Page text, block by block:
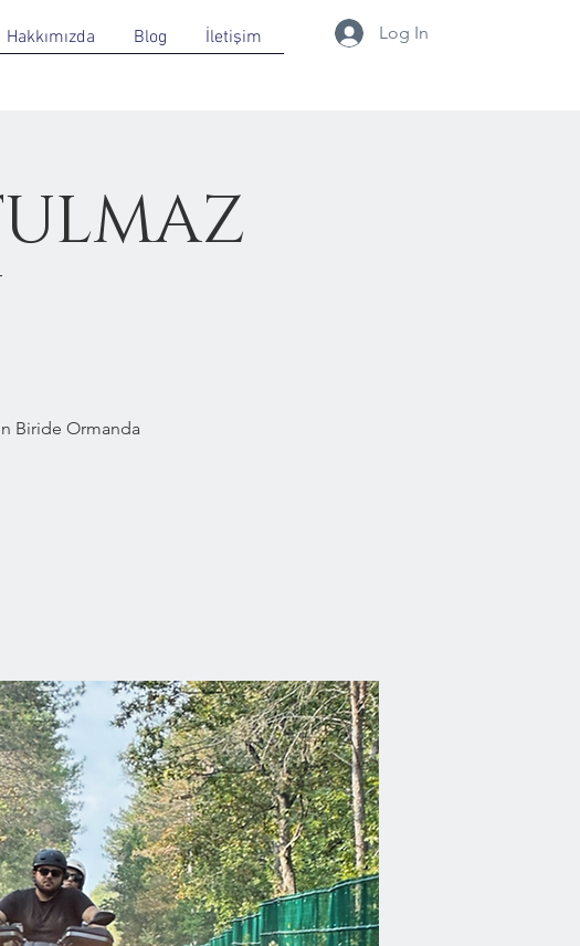
Hakkımızda Blog İletişim Log In
Biride Ormanda